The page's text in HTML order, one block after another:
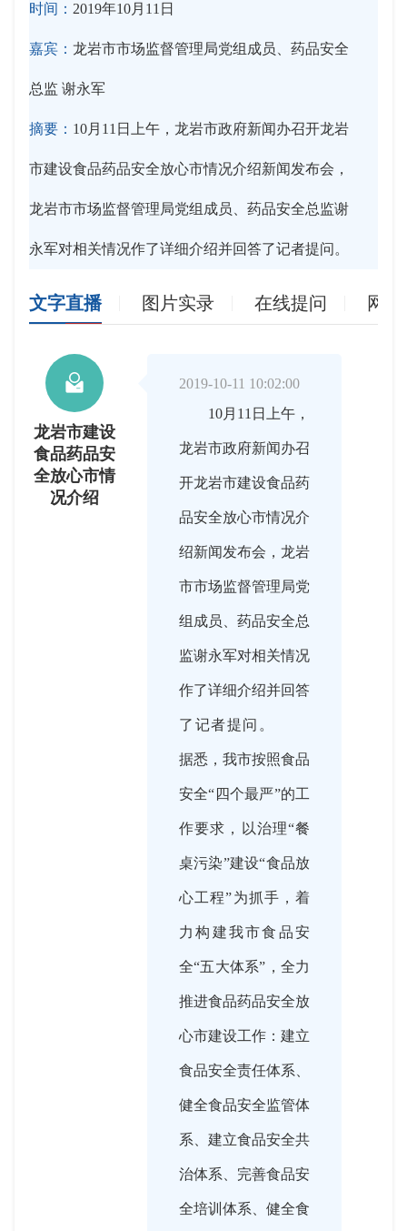
时间： 2019年10月11日
嘉宾： 龙岩市市场监督管理局党组成员、药品安全
总监 谢永军
摘要： 10月11日上午，龙岩市政府新闻办召开龙岩
市建设食品药品安全放心市情况介绍新闻发布会，
龙岩市市场监督管理局党组成员、药品安全总监谢
永军对相关情况作了详细介绍并回答了记者提问。
文字直播 图片实录 在线提问 网

龙岩市建设
食品药品安
全放心市情
况介绍
2019-10-11 10:02:00
10月11日上午，
龙岩市政府新闻办召
开龙岩市建设食品药
品安全放心市情况介
绍新闻发布会，龙岩
市市场监督管理局党
组成员、药品安全总
监谢永军对相关情况
作了详细介绍并回答
了记者提问。
据悉，我市按照食品
安全“四个最严”的工
作要求，以治理“餐
桌污染”建设“食品放
心工程”为抓手，着
力构建我市食品安
全“五大体系”，全力
推进食品药品安全放
心市建设工作：建立
食品安全责任体系、
健全食品安全监管体
系、建立食品安全共
治体系、完善食品安
全培训体系、健全食